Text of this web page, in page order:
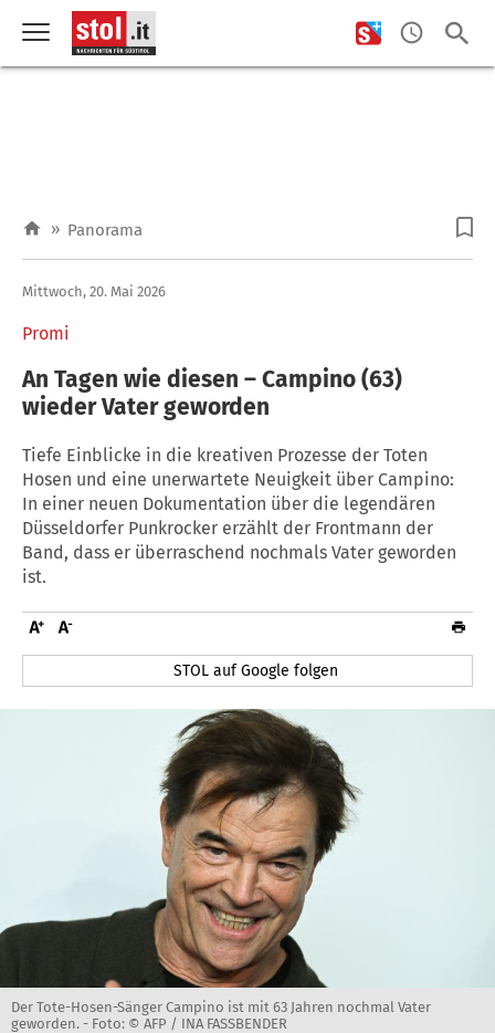
» Panorama
Promi
Mittwoch, 20. Mai 2026
An Tagen wie diesen – Campino (63)
wieder Vater geworden
Tiefe Einblicke in die kreativen Prozesse der Toten
Hosen und eine unerwartete Neuigkeit über Campino:
In einer neuen Dokumentation über die legendären
Düsseldorfer Punkrocker erzählt der Frontmann der
Band, dass er überraschend nochmals Vater geworden
ist.
STOL auf Google folgen
Der Tote-Hosen-Sänger Campino ist mit 63 Jahren nochmal Vater
geworden. - Foto: © AFP / INA FASSBENDER